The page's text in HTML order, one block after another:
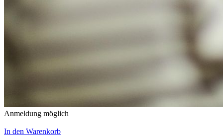
Anmeldung möglich
In den Warenkorb